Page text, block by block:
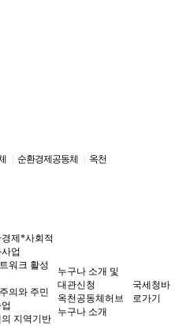
순환경제공동체
옥천
제*사회적
업
워크 활성
의와 주민
지역기반
누구나 소개 및
대관신청
옥천공동체허브
누구나 소개
국세청바
로가기